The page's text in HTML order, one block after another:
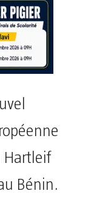
Hartleif
Bénin.